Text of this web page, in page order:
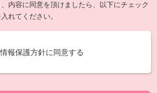
内容に同意を頂けましたら、以下にチェック
入れてください。
報保護方針に同意する